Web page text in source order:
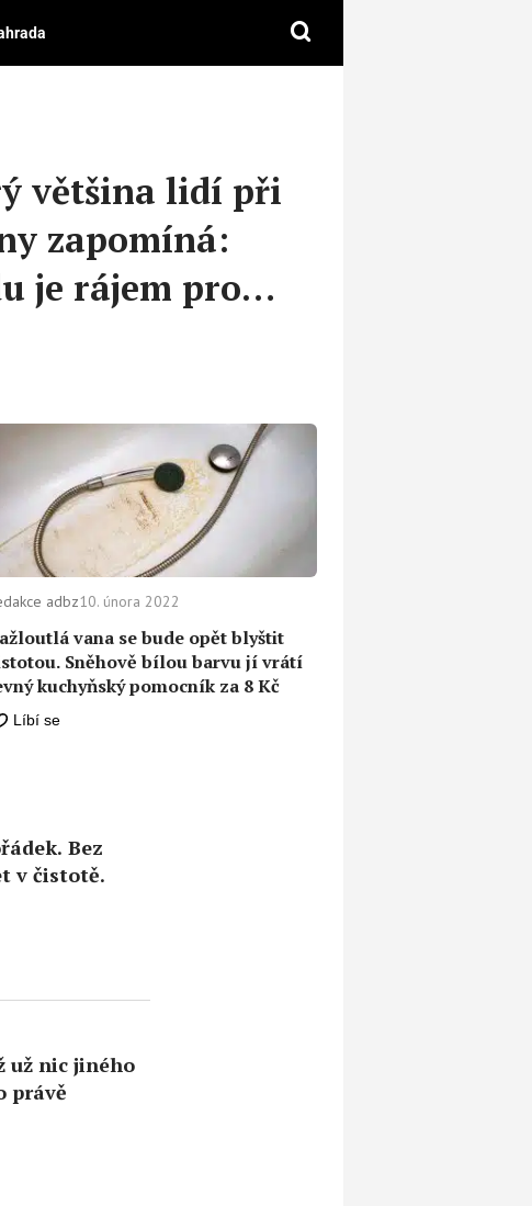
většina lidí při
zapomíná:
je rájem pro
vana se bude opět blyštit
Sněhově bílou barvu jí vrátí
kuchyňský pomocník za 8 Kč
adbz10. února 2022
Bez
v čistotě.
už nic jiného
právě